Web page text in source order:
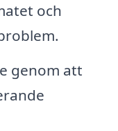
och
genom att